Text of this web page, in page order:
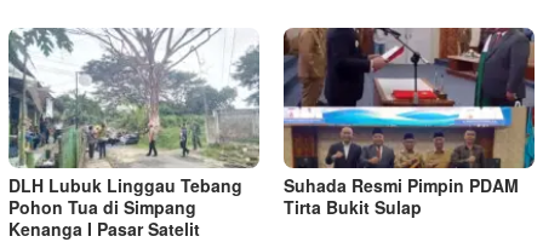
DLH Lubuk Linggau Tebang
Pohon Tua di Simpang
Kenanga I Pasar Satelit
Suhada Resmi Pimpin PDAM
Tirta Bukit Sulap